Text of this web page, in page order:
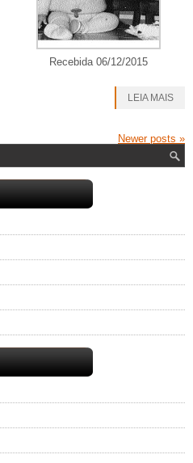
Recebida 06/12/2015
LEIA MAIS
Newer posts »